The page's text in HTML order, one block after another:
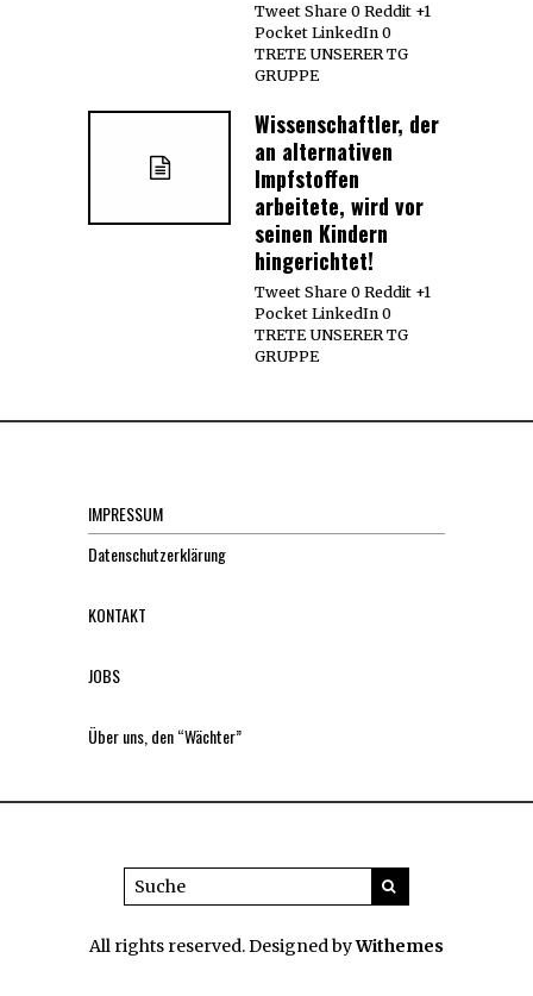
Tweet Share 0 Reddit +1
Pocket LinkedIn 0
TRETE UNSERER TG
GRUPPE
Wissenschaftler, der
an alternativen
Impfstoffen
arbeitete, wird vor
seinen Kindern
hingerichtet!
Tweet Share 0 Reddit +1
Pocket LinkedIn 0
TRETE UNSERER TG
GRUPPE
IMPRESSUM
Datenschutzerklärung
KONTAKT
JOBS
Über uns, den “Wächter”
All rights reserved. Designed byWithemes